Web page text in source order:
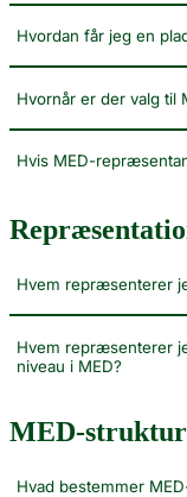
Hvordan får jeg en
Hvornår er der valg til
Hvis MED-
Hvem repræsenterer
Hvem repræsenterer
niveau i MED?
MED-
Hvad bestemmer